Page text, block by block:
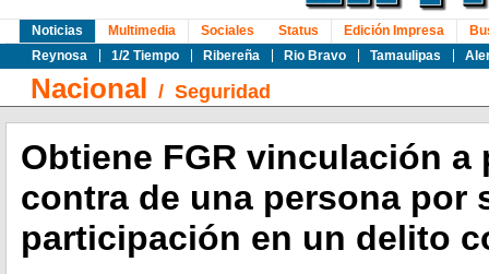
Noticias
Reynosa
1/2 Tiempo Ribereña Rio Bravo Tamaulipas
Multimedia Sociales Status Edición Impresa
Nacional / Seguridad
Obtiene FGR vinculación a
contra de una persona por
participación en un delito